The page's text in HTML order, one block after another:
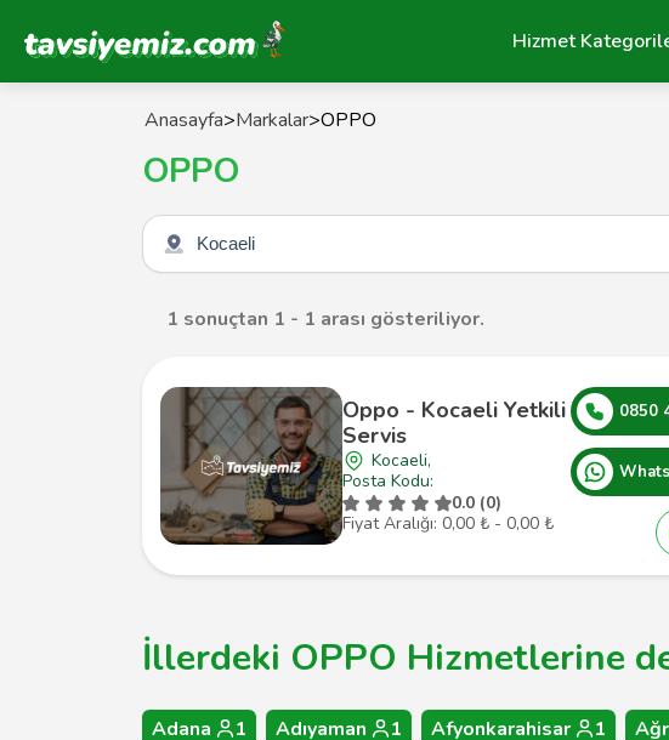
Tavsiyemiz Anasayfa Hizmet
Anasayfa>Markalar>OPPO
OPPO
Şehir seçin
1 sonuçtan 1 - 1 arası gösteriliyor.
Oppo - Kocaeli Yetkili
Servis
Kocaeli,
Posta Kodu:
0.0 (0)
Fiyat Aralığı: 0,00 ₺ - 0,00 ₺
0850
İllerdeki OPPO Hizmetlerine
Adana 1 Adıyaman 1 Afyonkarahisar 1